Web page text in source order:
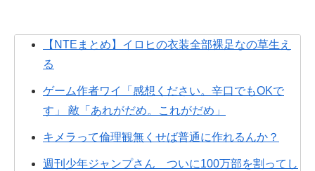
【NTEまとめ】イロヒの衣装全部裸足なの草生え
る
ゲーム作者ワイ「感想ください。辛口でもOKで
す」 敵「あれがだめ。これがだめ」
キメラって倫理観無くせば普通に作れるんか？
週刊少年ジャンプさん ついに100万部を割ってし